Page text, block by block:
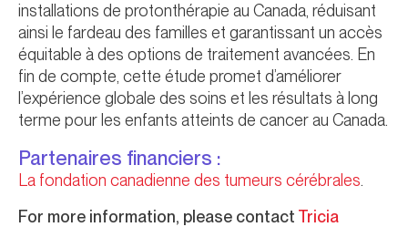
installations de protonthérapie au Canada, réduisant
ainsi le fardeau des familles et garantissant un accès
équitable à des options de traitement avancées. En
fin de compte, cette étude promet d’améliorer
l’expérience globale des soins et les résultats à long
terme pour les enfants atteints de cancer au Canada.
Partenaires financiers :
La fondation canadienne des tumeurs cérébrales
For more information, please contact Tricia